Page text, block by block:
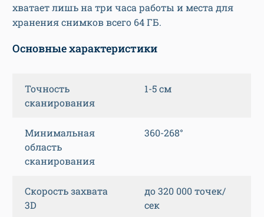
хватает лишь на три часа работы и места для
хранения снимков всего 64 ГБ.
Основные характеристики
Точность
сканирования
1-5 см
Минимальная
область
сканирования
360-268°
Скорость захвата
3D
до 320 000 точек/
сек